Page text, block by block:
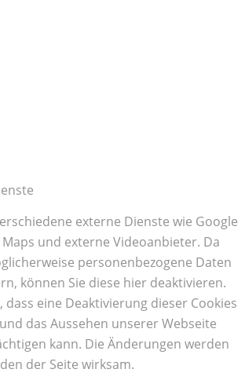
externe Dienste wie Google
und externe Videoanbieter. Da
personenbezogene Daten
können Sie diese hier deaktivieren.
dass eine Deaktivierung dieser Cookies
das Aussehen unserer Webseite
kann. Die Änderungen werden
der Seite wirksam.